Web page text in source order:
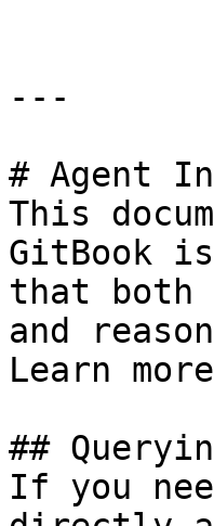
---
# Agent
This
GitBook
that both
and
Learn
##
If you